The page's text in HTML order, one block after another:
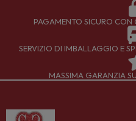
PAGAMENTO SICURO CON
SERVIZIO DI IMBALLAGGIO E
MASSIMA GARANZIA